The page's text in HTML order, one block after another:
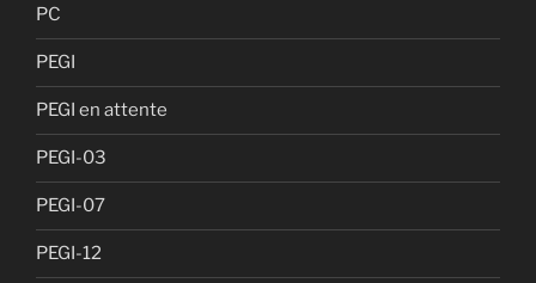
PC
PEGI
PEGI en attente
PEGI-03
PEGI-07
PEGI-12